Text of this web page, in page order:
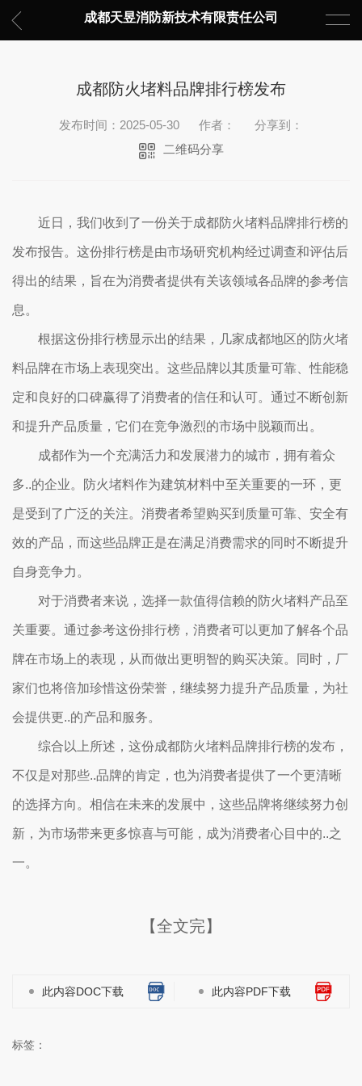
成都天昱消防新技术有限责任公司
成都防火堵料品牌排行榜发布
发布时间：2025-05-30 作者：
分享到：
二维码分享
近日，我们收到了一份关于成都防火堵料品牌排行榜的
发布报告。这份排行榜是由市场研究机构经过调查和评估后
得出的结果，旨在为消费者提供有关该领域各品牌的参考信
息。
根据这份排行榜显示出的结果，几家成都地区的防火堵
料品牌在市场上表现突出。这些品牌以其质量可靠、性能稳
定和良好的口碑赢得了消费者的信任和认可。通过不断创新
和提升产品质量，它们在竞争激烈的市场中脱颖而出。
成都作为一个充满活力和发展潜力的城市，拥有着众
多..的企业。防火堵料作为建筑材料中至关重要的一环，更
是受到了广泛的关注。消费者希望购买到质量可靠、安全有
效的产品，而这些品牌正是在满足消费需求的同时不断提升
自身竞争力。
对于消费者来说，选择一款值得信赖的防火堵料产品至
关重要。通过参考这份排行榜，消费者可以更加了解各个品
牌在市场上的表现，从而做出更明智的购买决策。同时，厂
家们也将倍加珍惜这份荣誉，继续努力提升产品质量，为社
会提供更..的产品和服务。
综合以上所述，这份成都防火堵料品牌排行榜的发布，
不仅是对那些..品牌的肯定，也为消费者提供了一个更清晰
的选择方向。相信在未来的发展中，这些品牌将继续努力创
新，为市场带来更多惊喜与可能，成为消费者心目中的..之
一。
【全文完】
此内容DOC下载 此内容PDF下载
标签：